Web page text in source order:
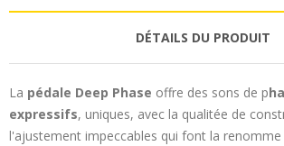
DÉTAILS DU PRODUIT
La pédale Deep Phase offre des sons de p
expressifs, uniques, avec la qualitée de
l'ajustement impeccables qui font la renomme